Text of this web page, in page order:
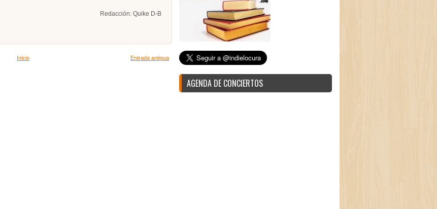
Redacción: Quike D-B
Entrada antigua
Inicio
AGENDA DE CONCIERTOS